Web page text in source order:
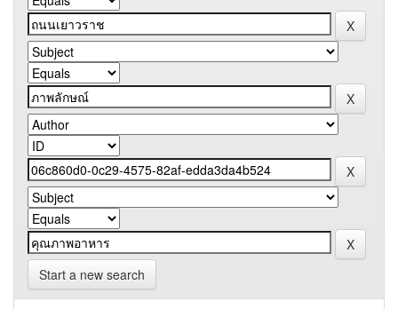
Start a new search